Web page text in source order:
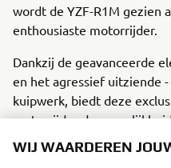
wordt de YZF-R1M gezien
enthousiaste motorrijder.
Dankzij de geavanceerde
en het agressief uitziende
kuipwerk, biedt deze
motorrijder de
genieten van de prestaties
WIJ WAARDEREN